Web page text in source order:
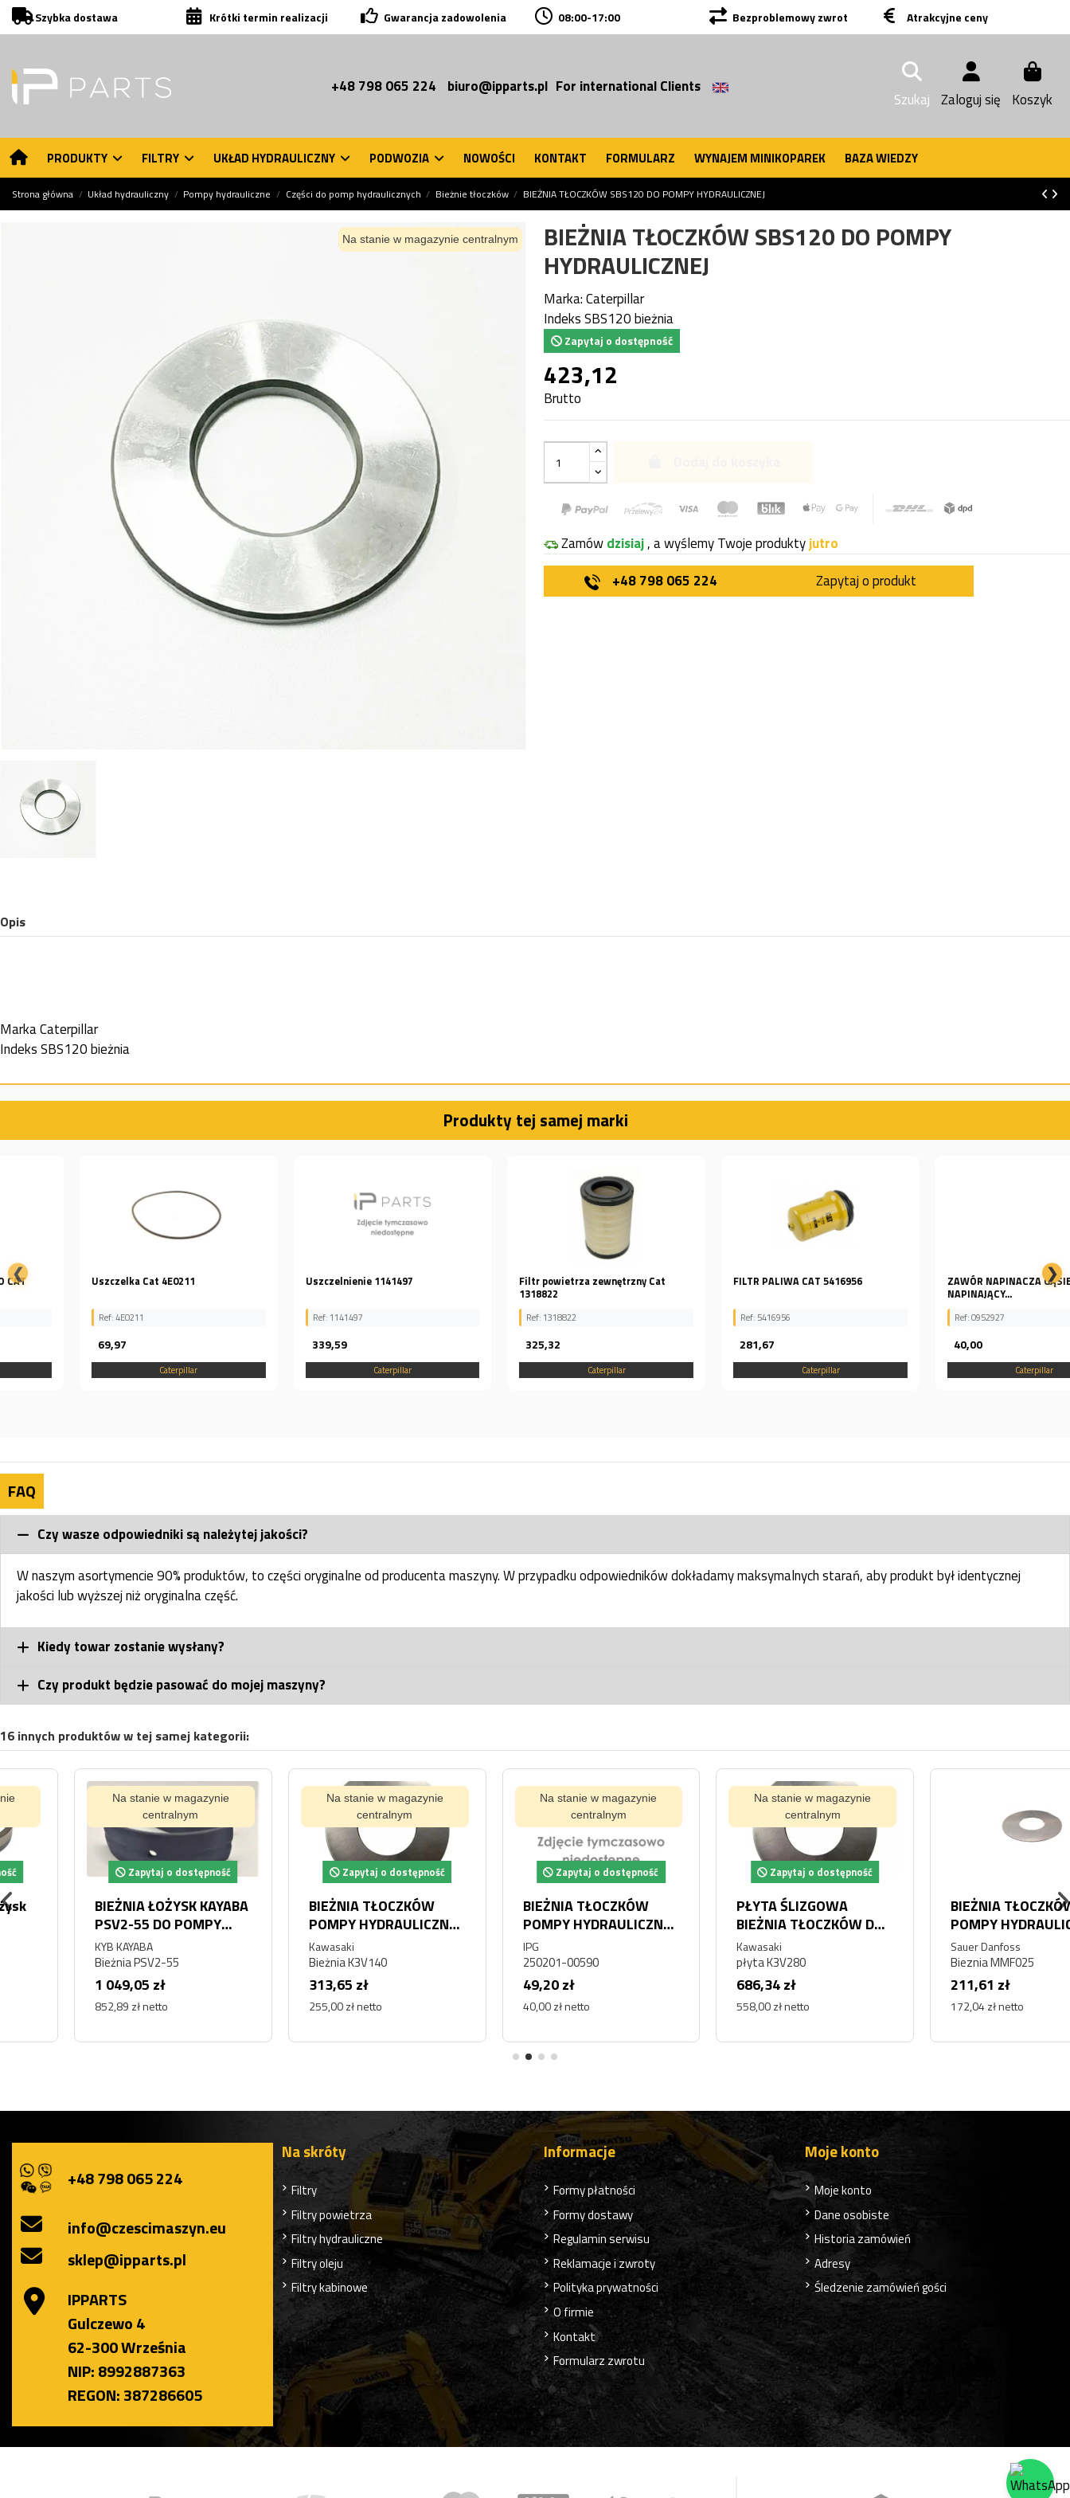
Szybka dostawa Krótki termin realizacji Gwarancja zadowolenia 08:00-17:00 Bezproblemowy zwrot Atrakcyjne ceny
+48 798 065 224 biuro@ipparts.pl For international Clients
Szukaj Zaloguj się Koszyk
PRODUKTY FILTRY UKŁAD HYDRAULICZNY PODWOZIA NOWOŚCI KONTAKT FORMULARZ WYNAJEM MINIKOPAREK BAZA WIEDZY
Strona główna Układ hydrauliczny Pompy hydrauliczne Części do pomp hydraulicznych Bieżnie tłoczków BIEŻNIA TŁOCZKÓW SBS120 DO POMPY HYDRAULICZNEJ
Na stanie w magazynie centralnym BIEŻNIA TŁOCZKÓW SBS120 DO POMPY
HYDRAULICZNEJ
Marka:Caterpillar
IndeksSBS120 bieżnia
Zapytaj o dostępność
423,12
Brutto
Zamówdzisiaj, a wyślemy Twoje produktyjutro
+48 798 065 224
Zapytaj o produkt
Opis
MarkaCaterpillar
IndeksSBS120 bieżnia
Produkty tej samej marki
Uszczelka Cat 4E0211 Uszczelnienie 1141497
Filtr powietrza zewnętrzny Cat
FILTR PALIWA CAT 5416956
ZAWÓR NAPINACZA GĄSIENICY
❮ ❯
FAQ
Czy wasze odpowiedniki są należytej jakości?
W naszym asortymencie 90% produktów, to części oryginalne od producenta maszyny. W przypadku odpowiedników dokładamy maksymalnych starań, aby produkt był identycznej
jakości lub wyższej niż oryginalna część.
Kiedy towar zostanie wysłany?
Czy produkt będzie pasować do mojej maszyny?
16 innych produktów w tej samej kategorii:
Na stanie w magazynie
Zapytaj o dostępność
BIEŻNIA ŁOŻYSK KAYABA
PSV2-55 DO POMPY
HYDRAULICZNEJ
Bieżnia PSV2-55
1 049,05 zł
852,89 zł netto
Na stanie w magazynie
Zapytaj o dostępność
BIEŻNIA TŁOCZKÓW
POMPY HYDRAULICZNEJ
KAWASAKI KPM
K3V140DT PŁYTA JCB
VOLVO HYUNDAI
Bieżnia K3V140
255,00 zł netto
Na stanie w magazynie
Zapytaj o dostępność
BIEŻNIA TŁOCZKÓW
POMPY HYDRAULICZNEJ
DEVELON 250201-00590
250201-00590
40,00 zł netto
Na stanie w magazynie
Zapytaj o dostępność
PŁYTA ŚLIZGOWA
BIEŻNIA TŁOCZKÓW DO
KPM KAWASAKI K3V280
K3V280DT K3V280DTP
płyta K3V280
558,00 zł netto
BIEŻNIA TŁOCZKÓW DO
POMPY HYDRAULICZNEJ
SAUER DANFOSS
MMF025 KOMATSU
Sauer Danfoss
Bieznia MMF025
172,04 zł netto
+48 798 065 224
info@czescimaszyn.eu
sklep@ipparts.pl
IPPARTS
Gulczewo 4
62-300 Września
NIP: 8992887363
REGON: 387286605
Na skróty
Filtry
Filtry powietrza
Filtry hydrauliczne
Filtry oleju
Filtry kabinowe
Informacje
Formy płatności
Formy dostawy
Regulamin serwisu
Reklamacje i zwroty
Polityka prywatności
O firmie
Kontakt
Formularz zwrotu
Moje konto
Moje konto
Dane osobiste
Historia zamówień
Adresy
Śledzenie zamówień gości